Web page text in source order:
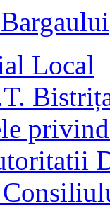
Local